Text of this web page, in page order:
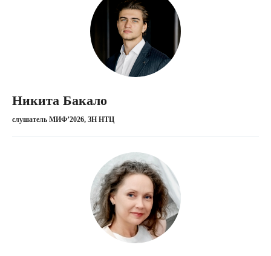
Никита Бакало
слушатель МИФ’2026, ЗН НТЦ
Содержание
программы